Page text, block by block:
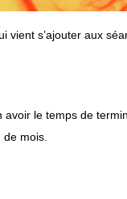
vient s’ajouter aux
avoir le temps de
mois.